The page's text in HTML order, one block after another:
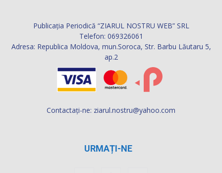
Publicația Periodică “ZIARUL NOSTRU WEB” SRL
Telefon: 069326061
Adresa: Republica Moldova, mun.Soroca, Str. Barbu Lăutaru 5,
ap.2
Contactați-ne: ziarul.nostru@yahoo.com
URMAȚI-NE